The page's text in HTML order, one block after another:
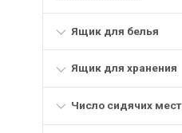
Ящик для белья
Ящик для хранения
Число сидячих мест